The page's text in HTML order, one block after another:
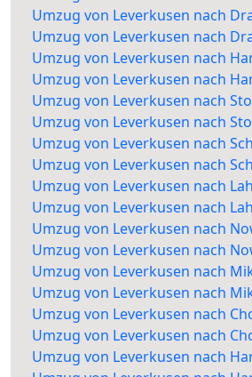
Umzug von Leverkusen nach
Umzug von Leverkusen nach
Umzug von Leverkusen nach
Umzug von Leverkusen nach
Umzug von Leverkusen nach
Umzug von Leverkusen nach
Umzug von Leverkusen nach
Umzug von Leverkusen nach
Umzug von Leverkusen nach
Umzug von Leverkusen nach
Umzug von Leverkusen nach
Umzug von Leverkusen nach
Umzug von Leverkusen nach
Umzug von Leverkusen nach
Umzug von Leverkusen nach
Umzug von Leverkusen nach
Umzug von Leverkusen nach